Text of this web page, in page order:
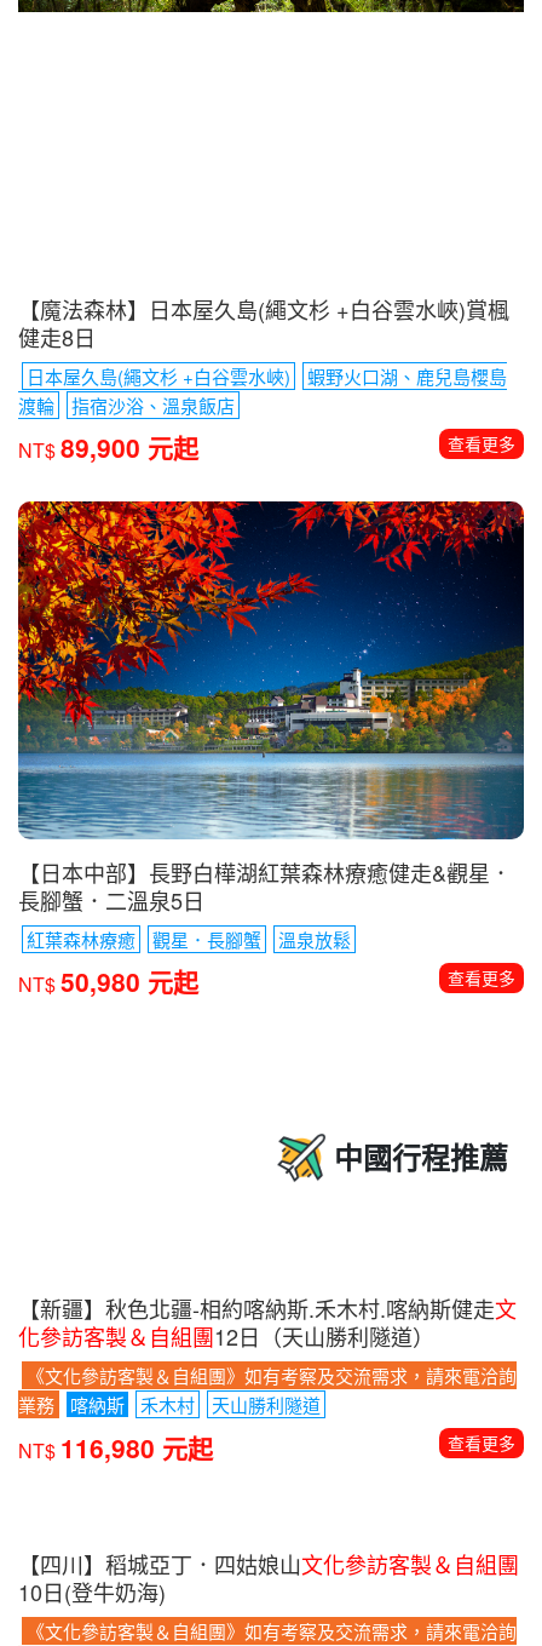
【魔法森林】日本屋久島(繩文杉 +白谷雲水峽)賞楓
健走8日
日本屋久島(繩文杉 +白谷雲水峽)
蝦野火口湖、鹿兒島櫻島
渡輪
指宿沙浴、溫泉飯店
NT$89,900 元起 查看更多
【日本中部】長野白樺湖紅葉森林療癒健走&觀星．
長腳蟹．二溫泉5日
紅葉森林療癒 觀星．長腳蟹 溫泉放鬆
NT$50,980 元起 查看更多
中國行程推薦
【新疆】秋色北疆-相約喀納斯.禾木村.喀納斯健走文
化參訪客製＆自組團12日（天山勝利隧道）
《文化參訪客製＆自組團》如有考察及交流需求，請來電洽詢
業務
喀納斯 禾木村 天山勝利隧道
NT$ 116,980 元起 查看更多
【四川】稻城亞丁．四姑娘山文化參訪客製＆自組團
10日(登牛奶海)
《文化參訪客製＆自組團》如有考察及交流需求，請來電洽詢